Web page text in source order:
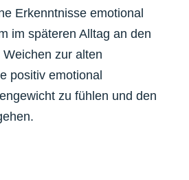
Erkenntnisse emotional
im späteren Alltag an den
zur alten
positiv emotional
zu fühlen und den